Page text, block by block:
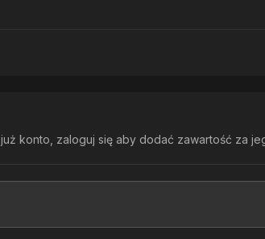
konto, zaloguj się aby dodać zawartość za